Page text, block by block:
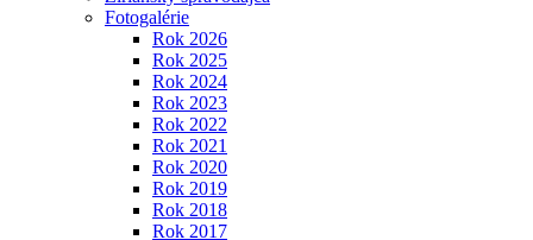
Fotogalérie
Rok 2026
Rok 2025
Rok 2024
Rok 2023
Rok 2022
Rok 2021
Rok 2020
Rok 2019
Rok 2018
Rok 2017